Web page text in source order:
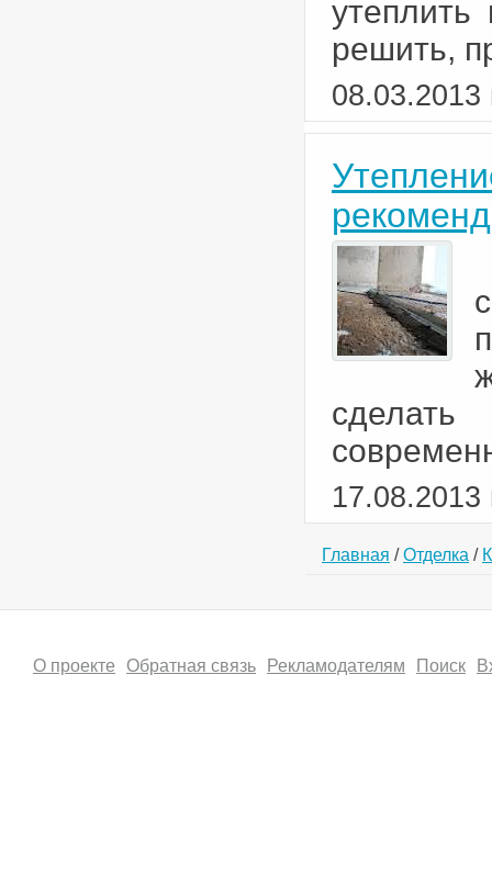
решить,
08.03.2013
17.08.2013
Главная / Отделка /
О проекте Обратная связь Рекламодателям Поиск